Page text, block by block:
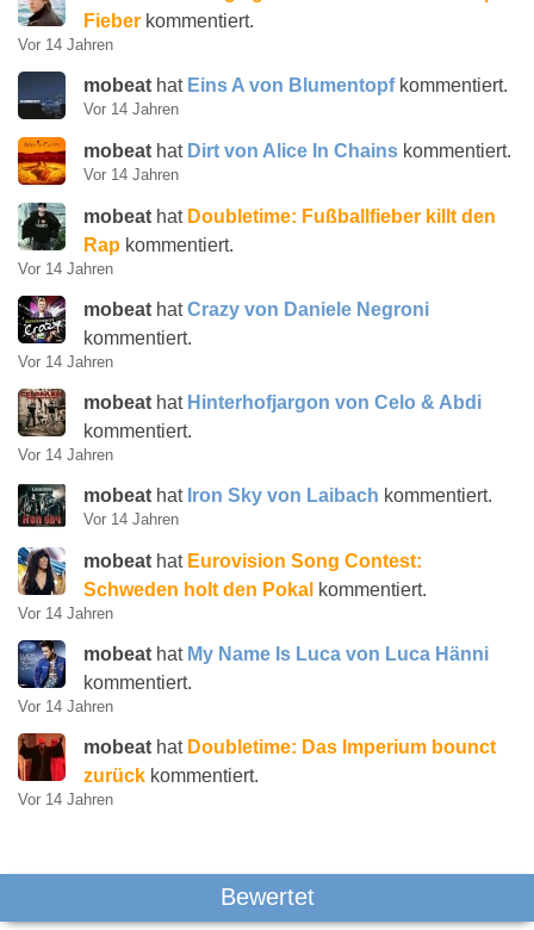
Fieber kommentiert.
Vor 14 Jahren
mobeat hat Eins A von Blumentopfkommentiert.
Vor 14 Jahren
mobeat hat Dirt von Alice In Chains kommentiert.
Vor 14 Jahren
mobeat hat Doubletime: Fußballfieber killt den
Rap kommentiert.
Vor 14 Jahren
mobeat hatCrazy von Daniele Negroni
kommentiert.
Vor 14 Jahren
mobeat hat Hinterhofjargon von Celo & Abdi
kommentiert.
Vor 14 Jahren
mobeat hat Iron Sky von Laibach kommentiert.
Vor 14 Jahren
mobeat hat Eurovision Song Contest:
Schweden holt den Pokal kommentiert.
Vor 14 Jahren
mobeat hat My Name Is Luca von Luca Hänni
kommentiert.
Vor 14 Jahren
mobeat hat Doubletime: Das Imperium bounct
zurück kommentiert.
Vor 14 Jahren
Bewertet